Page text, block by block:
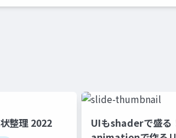
整理 2022
UIもshaderで盛る